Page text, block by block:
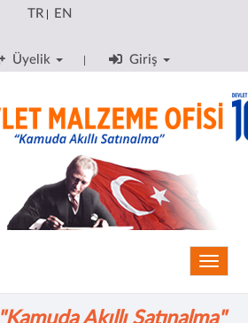
TR| EN
Üyelik Giriş
"Kamuda Akıllı Satınalma"